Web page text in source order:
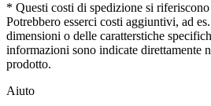
* Questi costi di spedizione si
Potrebbero esserci costi aggiuntivi, ad
dimensioni o delle caratterstiche
informazioni sono indicate direttamente
prodotto.
Aiuto